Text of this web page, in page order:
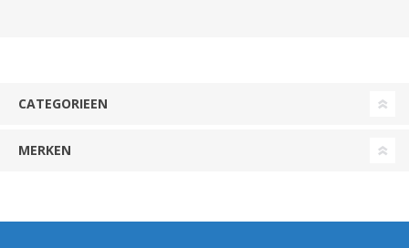
CATEGORIEEN
MERKEN